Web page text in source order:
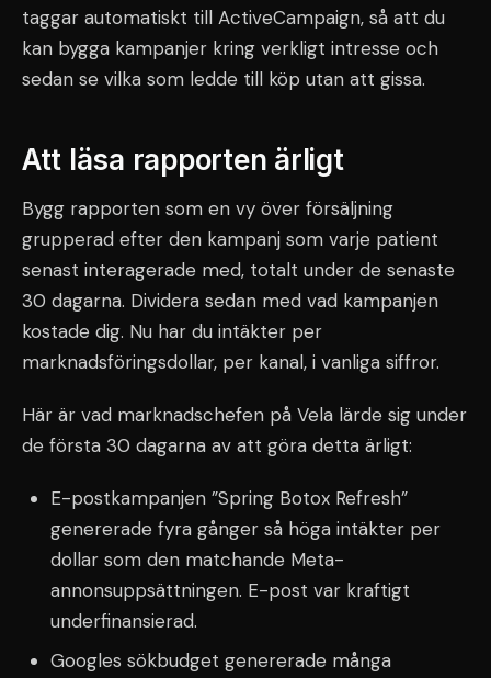
taggar automatiskt till ActiveCampaign, så att du
kan bygga kampanjer kring verkligt intresse och
sedan se vilka som ledde till köp utan att gissa.
Att läsa rapporten ärligt
Bygg rapporten som en vy över försäljning
grupperad efter den kampanj som varje patient
senast interagerade med, totalt under de senaste
30 dagarna. Dividera sedan med vad kampanjen
kostade dig. Nu har du intäkter per
marknadsföringsdollar, per kanal, i vanliga siffror.
Här är vad marknadschefen på Vela lärde sig under
de första 30 dagarna av att göra detta ärligt:
E-postkampanjen ”Spring Botox Refresh”
genererade fyra gånger så höga intäkter per
dollar som den matchande Meta-
annonsuppsättningen. E-post var kraftigt
underfinansierad.
Googles sökbudget genererade många